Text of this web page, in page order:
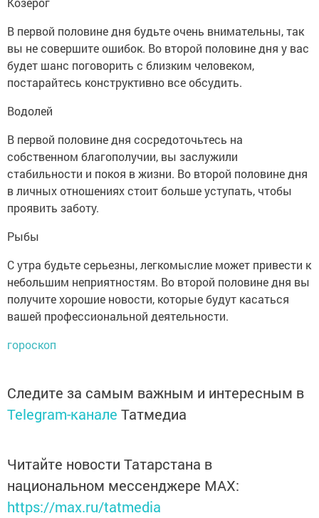
В первой половине дня будьте очень внимательны, так
вы не совершите ошибок. Во второй половине дня у вас
будет шанс поговорить с близким человеком,
постарайтесь конструктивно все обсудить.
Водолей
В первой половине дня сосредоточьтесь на
собственном благополучии, вы заслужили
стабильности и покоя в жизни. Во второй половине дня
в личных отношениях стоит больше уступать, чтобы
проявить заботу.
Рыбы
С утра будьте серьезны, легкомыслие может привести к
небольшим неприятностям. Во второй половине дня вы
получите хорошие новости, которые будут касаться
вашей профессиональной деятельности.
гороскоп
Следите за самым важным и интересным в
Telegram-канале Татмедиа
Читайте новости Татарстана в
национальном мессенджере MАХ:
https://max.ru/tatmedia